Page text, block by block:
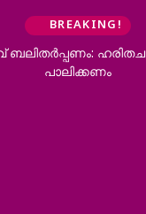
BREAKING!
ബലിതര്‍പ്പണം:
പാലിക്കണം